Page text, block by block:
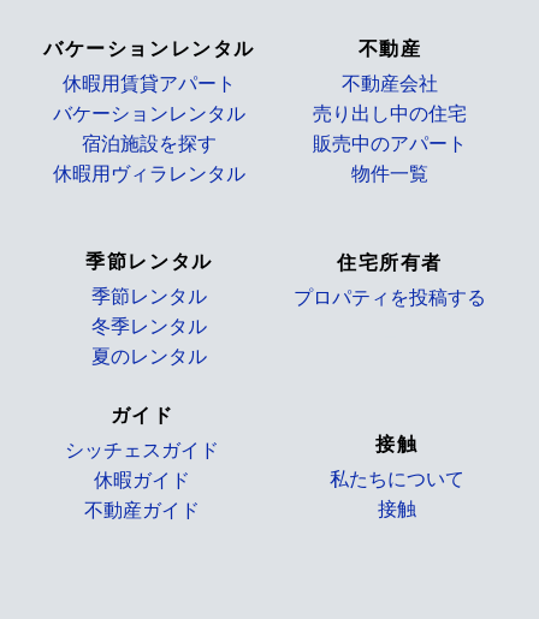
バケーションレンタル
休暇用賃貸アパート
バケーションレンタル
宿泊施設を探す
休暇用ヴィラレンタル
季節レンタル
季節レンタル
冬季レンタル
夏のレンタル
不動産
不動産会社
売り出し中の住宅
販売中のアパート
物件一覧
住宅所有者
プロパティを投稿する
ガイド
シッチェスガイド
休暇ガイド
不動産ガイド
接触
私たちについて
接触